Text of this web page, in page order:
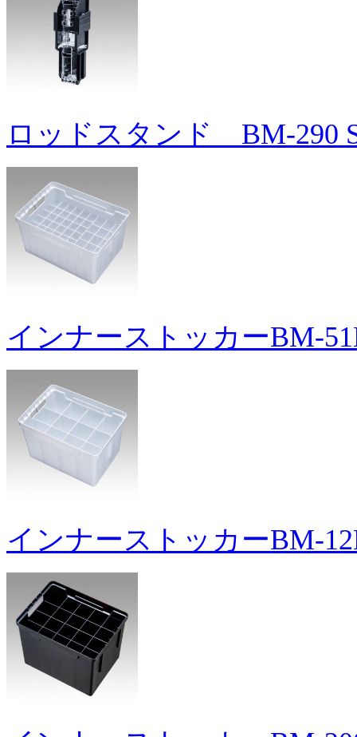
ロッドスタンド BM-290
インナーストッカーBM-
インナーストッカーBM-